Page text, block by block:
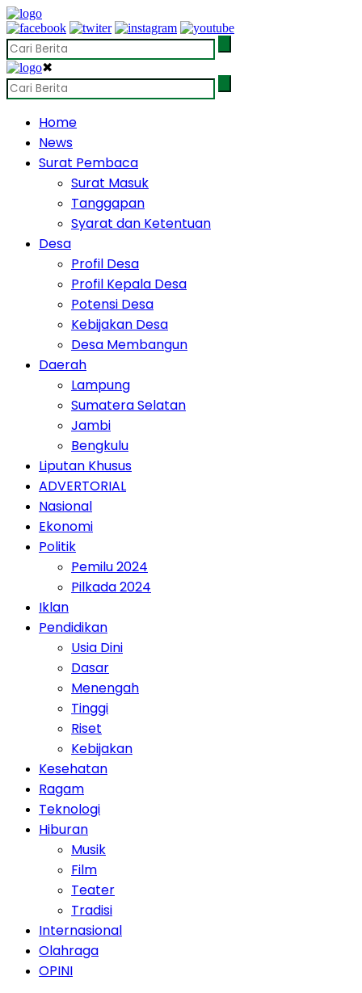
✖
Home
News
Surat Pembaca
Surat Masuk
Tanggapan
Syarat dan Ketentuan
Desa
Profil Desa
Profil Kepala Desa
Potensi Desa
Kebijakan Desa
Desa Membangun
Daerah
Lampung
Sumatera Selatan
Jambi
Bengkulu
Liputan Khusus
ADVERTORIAL
Nasional
Ekonomi
Politik
Pemilu 2024
Pilkada 2024
Iklan
Pendidikan
Usia Dini
Dasar
Menengah
Tinggi
Riset
Kebijakan
Kesehatan
Ragam
Teknologi
Hiburan
Musik
Film
Teater
Tradisi
Internasional
Olahraga
OPINI